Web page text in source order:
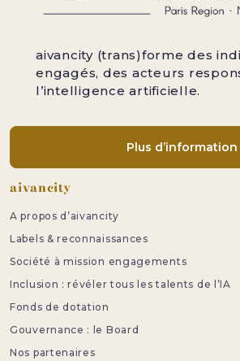
aivancity (trans)forme des
engagés, des acteurs
l’intelligence artificielle.
Plus d’information
Pied de page
aivancity
A propos d’aivancity
Labels & reconnaissances
Société à mission engagements
Inclusion : révéler tous les talents de l’IA
Fonds de dotation
Gouvernance : le Board
Nos partenaires